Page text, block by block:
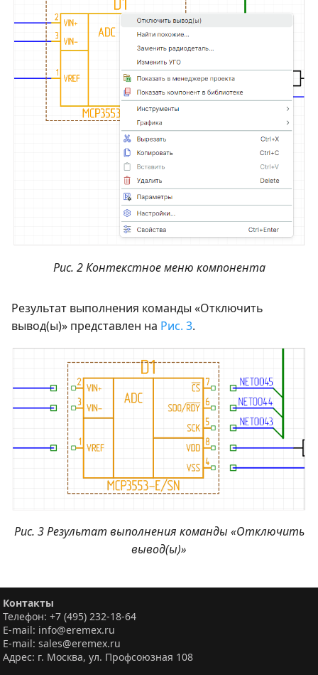
Рис. 2 Контекстное меню компонента
Результат выполнения команды «Отключить
вывод(ы)» представлен на Рис. 3.
Рис. 3 Результат выполнения команды «Отключить
вывод(ы)»
Контакты
Телефон: +7 (495) 232-18-64
E-mail: info@eremex.ru
E-mail: sales@eremex.ru
Адрес: г. Москва, ул. Профсоюзная 108